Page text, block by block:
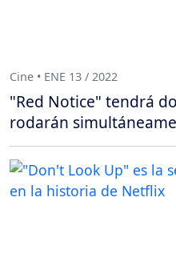
Cine • ENE 13 / 2022
"Red Notice" tendrá
rodarán